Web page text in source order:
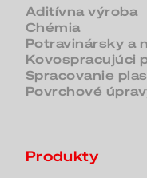
Aditívna výroba
Chémia
Potravinársky a
Kovospracujúci
Spracovanie
Povrchové
Produkty